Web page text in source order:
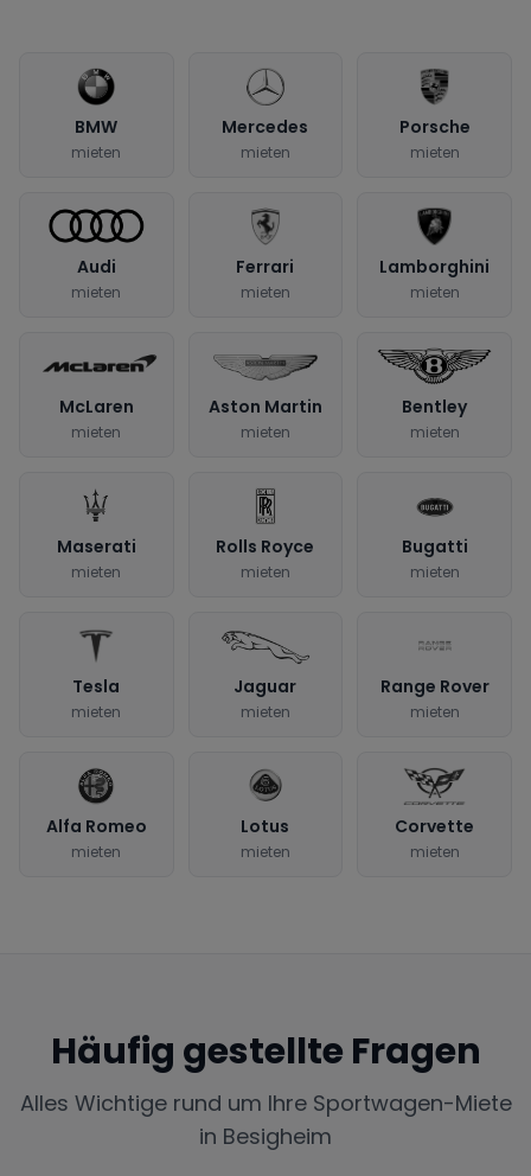
BMW
mieten
Mercedes
mieten
Porsche
mieten
Audi
mieten
Ferrari
mieten
Lamborghini
mieten
McLaren
mieten
Aston Martin
mieten
Bentley
mieten
Maserati
mieten
Rolls Royce
mieten
Bugatti
mieten
Tesla
mieten
Jaguar
mieten
Range Rover
mieten
Alfa Romeo
mieten
Lotus
mieten
Corvette
mieten
Häufig gestellte Fragen
Alles Wichtige rund um Ihre Sportwagen-Miete
in Besigheim